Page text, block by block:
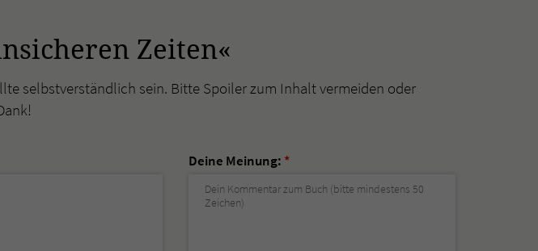
Zeiten«
selbstverständlich sein. Bitte Spoiler zum Inhalt vermeiden oder
Deine Meinung: *